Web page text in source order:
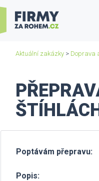
Aktuální zakázky > Doprava
Poptávám přepravu:
Popis: